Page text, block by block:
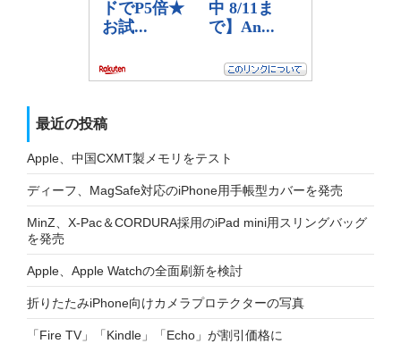
最近の投稿
Apple、中国CXMT製メモリをテスト
ディーフ、MagSafe対応のiPhone用手帳型カバーを発売
MinZ、X-Pac＆CORDURA採用のiPad mini用スリングバッグ
を発売
Apple、Apple Watchの全面刷新を検討
折りたたみiPhone向けカメラプロテクターの写真
「Fire TV」「Kindle」「Echo」が割引価格に